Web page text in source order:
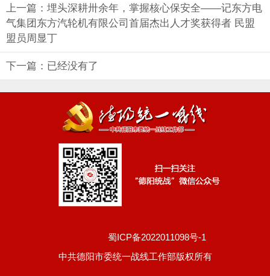
上一篇：埋头深耕卅余年，掌握核心保安全——记东方电
气集团东方汽轮机有限公司首届杰出人才奖获得者 民盟
盟员周显丁
下一篇：已经没有了
蜀ICP备2022011098号-1
中共德阳市委统一战线工作部版权所有